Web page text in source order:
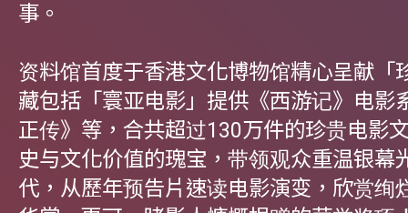
事。
资料馆首度于香港文化博物馆精心呈献「
藏包括「寰亚电影」提供《西游记》电影
正传》等，合共超过130万件的珍贵电影
史与文化价值的瑰宝，带领观众重温银幕
代，从歷年预告片速读电影演变，欣赏绚